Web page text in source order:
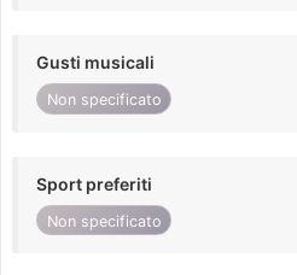
Gusti musicali
Non specificato
Sport preferiti
Non specificato